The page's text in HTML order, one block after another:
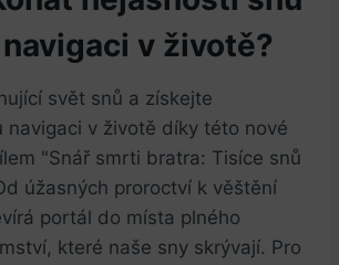
⁢v životě?
svět snů a získejte
navigaci v životě díky této nové
"Snář smrti bratra: Tisíce snů
úžasných proroctví k​ věštění
portál do⁤ místa plného
které naše⁣ sny skrývají. Pro